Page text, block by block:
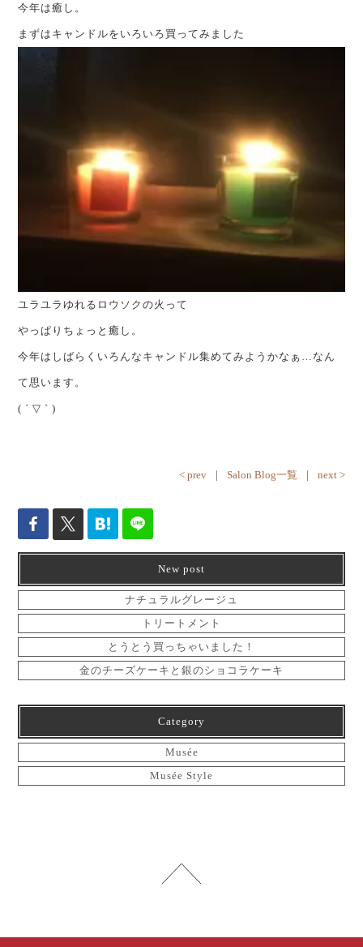
今年は癒し。
まずはキャンドルをいろいろ買ってみました
ユラユラゆれるロウソクの火って
やっぱりちょっと癒し。
今年はしばらくいろんなキャンドル集めてみようかなぁ…なん
て思います。
( ´ ▽ ` )
< prev｜ Salon Blog一覧 ｜ next >
New post
ナチュラルグレージュ
トリートメント
とうとう買っちゃいました！
金のチーズケーキと銀のショコラケーキ
Category
Musée
Musée Style